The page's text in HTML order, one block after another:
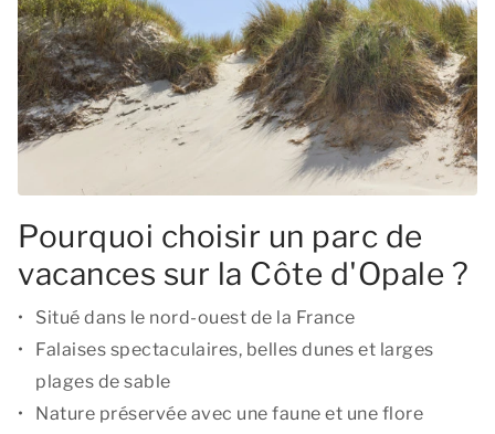
Pourquoi choisir un parc de
vacances sur la Côte d'Opale ?
Situé dans le nord-ouest de la France
Falaises spectaculaires, belles dunes et larges
plages de sable
Nature préservée avec une faune et une flore